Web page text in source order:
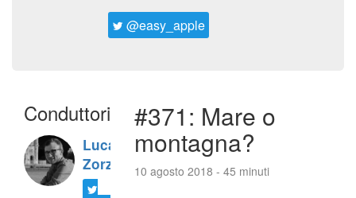
@easy_apple
Conduttori
Luca
Zorzi
#371: Mare o
montagna?
10 agosto 2018 - 45 minuti